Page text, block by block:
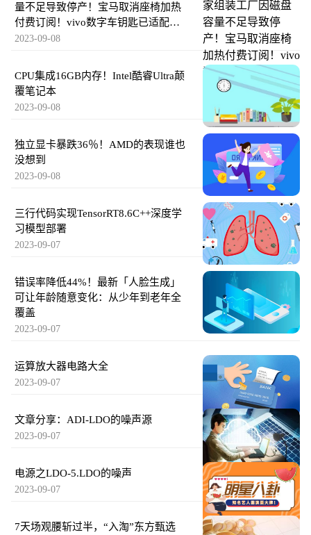
量不足导致停产！宝马取消座椅加热
付费订阅！vivo数字车钥匙已适配理
想汽车全系车型！
2023-09-08
CPU集成16GB内存！Intel酷睿Ultra颠
覆笔记本
2023-09-08
独立显卡暴跌36％！AMD的表现谁也
没想到
2023-09-08
三行代码实现TensorRT8.6C++深度学
习模型部署
2023-09-07
错误率降低44%！最新「人脸生成」
可让年龄随意变化：从少年到老年全
覆盖
2023-09-07
运算放大器电路大全
2023-09-07
文章分享：ADI-LDO的噪声源
2023-09-07
电源之LDO-5.LDO的噪声
2023-09-07
7天场观腰斩过半，“入淘”东方甄选